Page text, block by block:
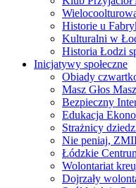
Historie u
Kulturalni w
Historia Łodzi
Inicjatywy społeczne
Obiady
Masz Głos
Bezpieczny
Edukacja
Strażnicy
Nie peniaj,
Łódzkie
Wolontariat
Dojrzały